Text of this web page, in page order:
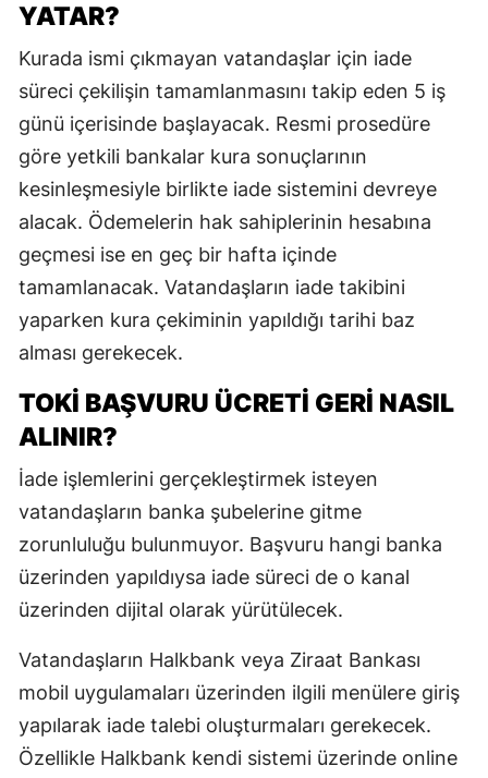
YATAR?
Kurada ismi çıkmayan vatandaşlar için iade
süreci çekilişin tamamlanmasını takip eden 5 iş
günü içerisinde başlayacak. Resmi prosedüre
göre yetkili bankalar kura sonuçlarının
kesinleşmesiyle birlikte iade sistemini devreye
alacak. Ödemelerin hak sahiplerinin hesabına
geçmesi ise en geç bir hafta içinde
tamamlanacak. Vatandaşların iade takibini
yaparken kura çekiminin yapıldığı tarihi baz
alması gerekecek.
TOKİ BAŞVURU ÜCRETİ GERİ NASIL
ALINIR?
İade işlemlerini gerçekleştirmek isteyen
vatandaşların banka şubelerine gitme
zorunluluğu bulunmuyor. Başvuru hangi banka
üzerinden yapıldıysa iade süreci de o kanal
üzerinden dijital olarak yürütülecek.
Vatandaşların Halkbank veya Ziraat Bankası
mobil uygulamaları üzerinden ilgili menülere giriş
yapılarak iade talebi oluşturmaları gerekecek.
Özellikle Halkbank kendi sistemi üzerinde online